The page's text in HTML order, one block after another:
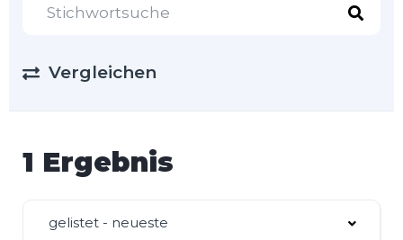
Vergleichen
1 Ergebnis
gelistet - neueste